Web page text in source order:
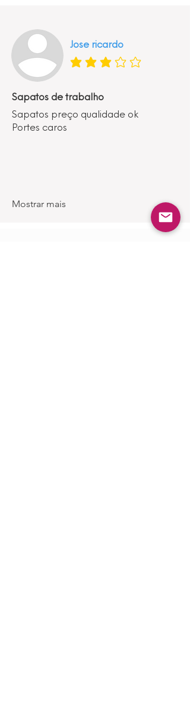
Jose ricardo
classificação média é 3 de 5
Sapatos de trabalho
Sapatos preço qualidade ok
Portes caros
Mostrar mais